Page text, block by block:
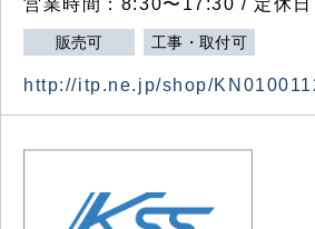
営業時間：8:30〜17:30 / 定休日
販売可 工事・取付可
http://itp.ne.jp/shop/